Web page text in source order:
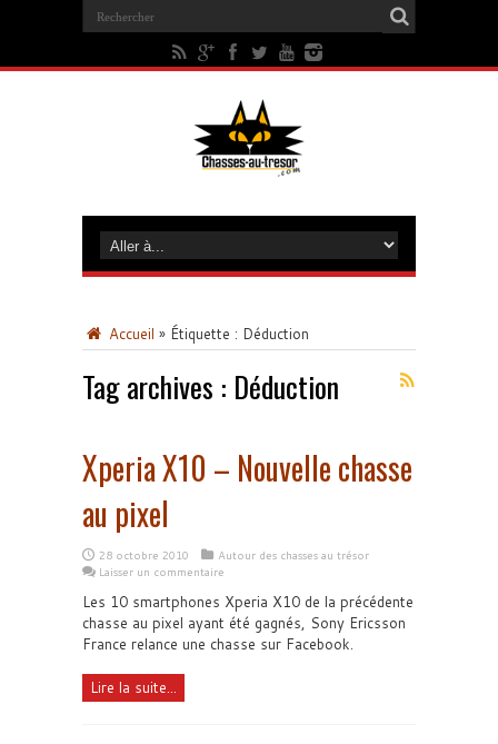
Accueil » Étiquette : Déduction
Tag archives : Déduction
Xperia X10 – Nouvelle chasse
au pixel
28 octobre 2010
Autour des chasses au trésor
Laisser un commentaire
Les 10 smartphones Xperia X10 de la précédente
chasse au pixel ayant été gagnés, Sony Ericsson
France relance une chasse sur Facebook.
Lire la suite...